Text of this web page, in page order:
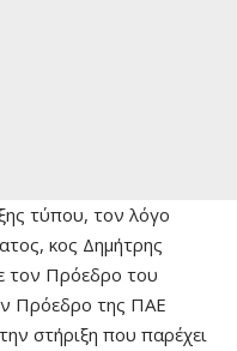
τύπου, τον λόγο
κος Δημήτρης
τον Πρόεδρο του
Πρόεδρο της ΠΑΕ
στήριξη που παρέχει